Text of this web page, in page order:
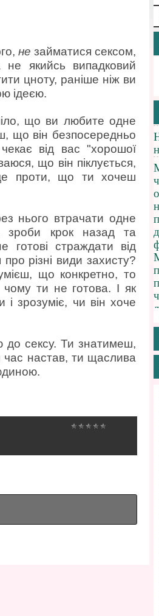
не займатися сексом,
якийсь випадковий
цноту, раніше ніж ви
ідеєю.
що ви любите одне
що він безпосередньо
від вас "хорошої
що він піклується,
проти, що ти хочеш
нього втрачати одне
зроби крок назад та
страждати від
різні види захисту?
що конкретно, то
чому ти не готова. І як
і зрозуміє, чи він хоче
до сексу. Ти знатимеш,
час настав, ти щаслива